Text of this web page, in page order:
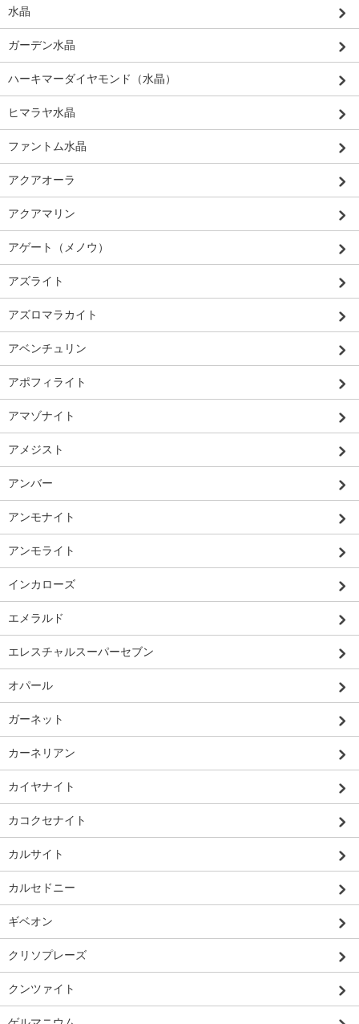
水晶
ガーデン水晶
ハーキマーダイヤモンド（水晶）
ヒマラヤ水晶
ファントム水晶
アクアオーラ
アクアマリン
アゲート（メノウ）
アズライト
アズロマラカイト
アベンチュリン
アポフィライト
アマゾナイト
アメジスト
アンバー
アンモナイト
アンモライト
インカローズ
エメラルド
エレスチャルスーパーセブン
オパール
ガーネット
カーネリアン
カイヤナイト
カコクセナイト
カルサイト
カルセドニー
ギベオン
クリソプレーズ
クンツァイト